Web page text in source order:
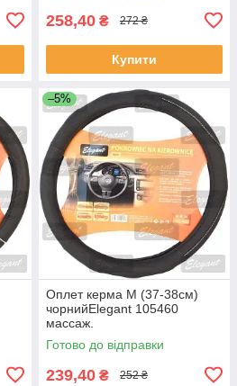
258,40 ₴ 272 ₴
Купити
–5%
Оплет керма M (37-38см)
чорнийElegant 105460
массаж.
Готово до відправки
239,40 ₴ 252 ₴